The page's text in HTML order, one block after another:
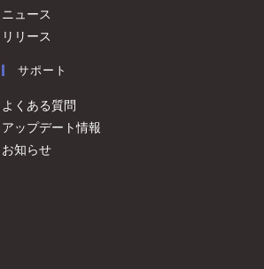
ニュース
リリース
サポート
よくある質問
アップデート情報
お知らせ